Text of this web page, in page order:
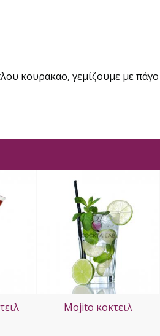
κουρακαο, γεμίζουμε με πάγο
Mojito κοκτειλ